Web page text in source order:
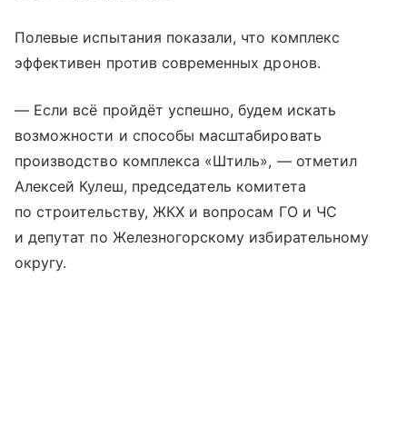
Полевые испытания показали, что комплекс
эффективен против современных дронов.
— Если всё пройдёт успешно, будем искать
возможности и способы масштабировать
производство комплекса «Штиль», — отметил
Алексей Кулеш, председатель комитета
по строительству, ЖКХ и вопросам ГО и ЧС
и депутат по Железногорскому избирательному
округу.